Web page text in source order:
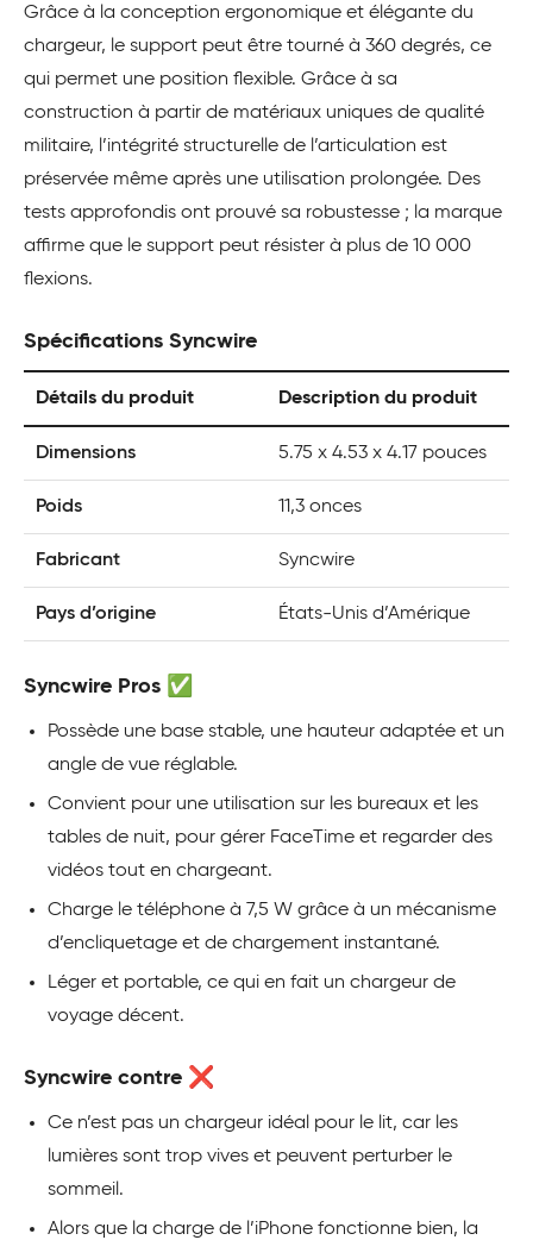
Grâce à la conception ergonomique et élégante du
chargeur, le support peut être tourné à 360 degrés, ce
qui permet une position flexible. Grâce à sa
construction à partir de matériaux uniques de qualité
militaire, l’intégrité structurelle de l’articulation est
préservée même après une utilisation prolongée. Des
tests approfondis ont prouvé sa robustesse ; la marque
affirme que le support peut résister à plus de 10 000
flexions.
Spécifications Syncwire
Détails du produit Description du produit
Dimensions 5.75 x 4.53 x 4.17 pouces
Poids 11,3 onces
Fabricant Syncwire
Pays d’origine États-Unis d’Amérique
Syncwire Pros ✅
Possède une base stable, une hauteur adaptée et un
angle de vue réglable.
Convient pour une utilisation sur les bureaux et les
tables de nuit, pour gérer FaceTime et regarder des
vidéos tout en chargeant.
Charge le téléphone à 7,5 W grâce à un mécanisme
d’encliquetage et de chargement instantané.
Léger et portable, ce qui en fait un chargeur de
voyage décent.
Syncwire contre ❌
Ce n’est pas un chargeur idéal pour le lit, car les
lumières sont trop vives et peuvent perturber le
sommeil.
Alors que la charge de l’iPhone fonctionne bien, la